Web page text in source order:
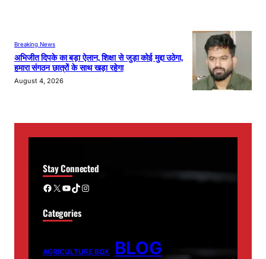
Breaking News
अभिजीत दिपके का बड़ा ऐलान, शिक्षा से जुड़ा कोई मुद्दा उठेगा,
हमारा संगठन छात्रों के साथ खड़ा रहेगा
August 4, 2026
Stay Connected
Facebook X YouTube TikTok Instagram
Categories
AGRICULTURE BOX BLOG